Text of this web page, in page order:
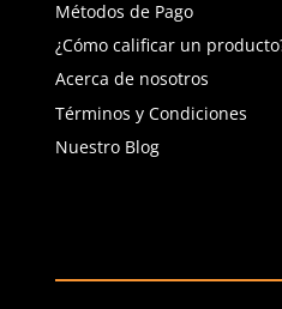
versatilidades clave en
vienen en diferentes
Ya sea que necesites
existe una versión para
permite una fácil
¡Personaliza tu protección
seguridad nunca había sido